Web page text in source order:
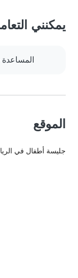
يمكنني
الموقع
جليسة أطفال في